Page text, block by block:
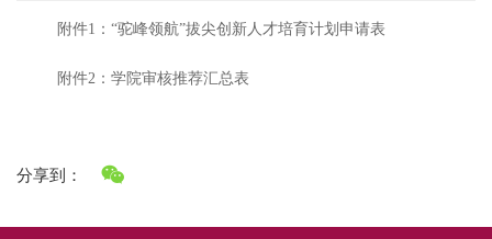
附件1：“驼峰领航”拔尖创新人才培育计划申请表
附件2：学院审核推荐汇总表
分享到：